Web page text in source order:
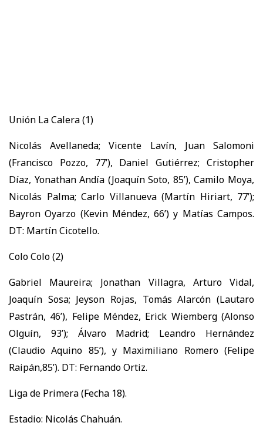
Unión La Calera (1)
Nicolás Avellaneda; Vicente Lavín, Juan Salomoni
(Francisco Pozzo, 77’), Daniel Gutiérrez; Cristopher
Díaz, Yonathan Andía (Joaquín Soto, 85’), Camilo Moya,
Nicolás Palma; Carlo Villanueva (Martín Hiriart, 77’);
Bayron Oyarzo (Kevin Méndez, 66’) y Matías Campos.
DT: Martín Cicotello.
Colo Colo (2)
Gabriel Maureira; Jonathan Villagra, Arturo Vidal,
Joaquín Sosa; Jeyson Rojas, Tomás Alarcón (Lautaro
Pastrán, 46’), Felipe Méndez, Erick Wiemberg (Alonso
Olguín, 93’); Álvaro Madrid; Leandro Hernández
(Claudio Aquino 85’), y Maximiliano Romero (Felipe
Raipán,85’). DT: Fernando Ortiz.
Liga de Primera (Fecha 18).
Estadio: Nicolás Chahuán.